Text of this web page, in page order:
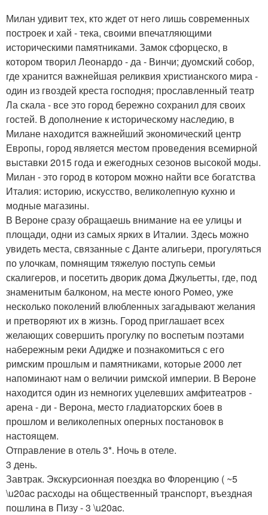
Милан удивит тех, кто ждет от него лишь современных
построек и хай - тека, своими впечатляющими
историческими памятниками. Замок сфорцеско, в
котором творил Леонардо - да - Винчи; дуомский собор,
где хранится важнейшая реликвия христианского мира -
один из гвоздей креста господня; прославленный театр
Ла скала - все это город бережно сохранил для своих
гостей. В дополнение к историческому наследию, в
Милане находится важнейший экономический центр
Европы, город является местом проведения всемирной
выставки 2015 года и ежегодных сезонов высокой моды.
Милан - это город в котором можно найти все богатства
Италия: историю, искусство, великолепную кухню и
модные магазины.
В Вероне сразу обращаешь внимание на ее улицы и
площади, одни из самых ярких в Италии. Здесь можно
увидеть места, связанные с Данте алигьери, прогуляться
по улочкам, помнящим тяжелую поступь семьи
скалигеров, и посетить дворик дома Джульетты, где, под
знаменитым балконом, на месте юного Ромео, уже
несколько поколений влюбленных загадывают желания
и претворяют их в жизнь. Город приглашает всех
желающих совершить прогулку по воспетым поэтами
набережным реки Адидже и познакомиться с его
римским прошлым и памятниками, которые 2000 лет
напоминают нам о величии римской империи. В Вероне
находится один из немногих уцелевших амфитеатров -
арена - ди - Верона, место гладиаторских боев в
прошлом и великолепных оперных постановок в
настоящем.
Отправление в отель 3*. Ночь в отеле.
3 день.
Завтрак. Экскурсионная поездка во Флоренцию ( ~5
\u20ac расходы на общественный транспорт, въездная
пошлина в Пизу - 3 \u20ac.